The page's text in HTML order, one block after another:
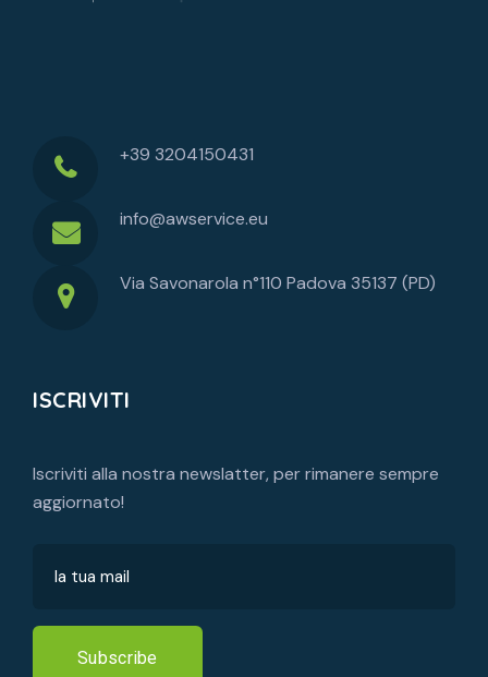
+39 3204150431
info@awservice.eu
Via Savonarola n°110 Padova 35137 (PD)
ISCRIVITI
Iscriviti alla nostra newslatter, per rimanere sempre
aggiornato!
Subscribe